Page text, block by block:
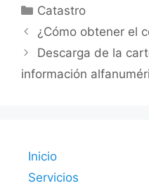
Categorías
Catastro
¿Cómo obtener el
Descarga de la
información
Inicio
Servicios